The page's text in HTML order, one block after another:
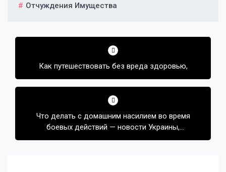
Отчуждения Имущества
Навигация
записямКак путешествовать без вреда здоровью,
Что делать с домашним насилием во время
боевых действий — новости Украины,
Общество